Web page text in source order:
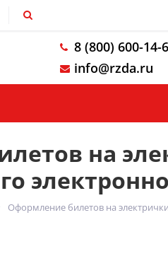
8 (800) 600-14-
info@rzda.ru
на
Оформление билетов на